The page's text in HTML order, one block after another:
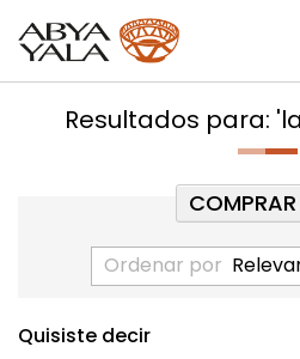
Resultados para:
Ordenar por
Quisiste decir